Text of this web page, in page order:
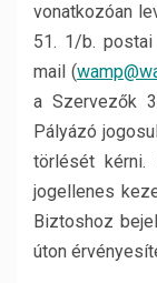
vonatkozóan
51. 1/b.
mail (
a Szervezők
Pályázó
törlését kérni.
jogellenes
Biztoshoz
úton